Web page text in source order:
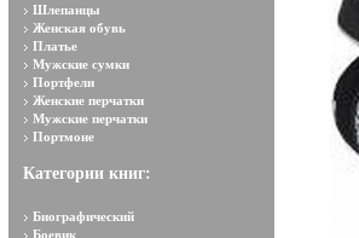
Шлепанцы
Женская обувь
Платье
Мужские сумки
Портфели
Женские перчатки
Мужские перчатки
Портмоне
Категории книг:
Биографический
Боевик